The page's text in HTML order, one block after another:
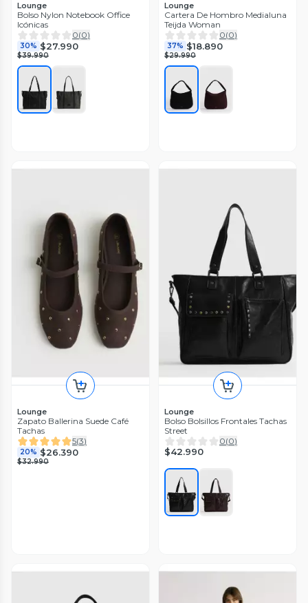
Lounge
Bolso Nylon Notebook Office
Icónicas
0(0)
30% $27.990
$39.990
Lounge
Cartera De Hombro Medialuna
Teijda Woman
0(0)
37% $18.890
$29.990
Lounge
Zapato Ballerina Suede Café
Tachas
5(3)
20% $26.390
$32.990
Lounge
Bolso Bolsillos Frontales Tachas
Street
0(0)
$42.990